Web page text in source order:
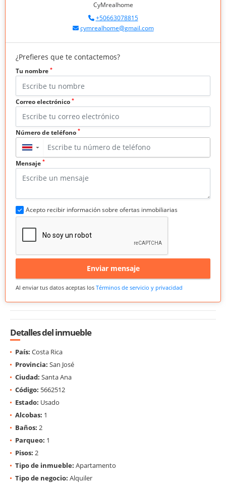
CyMrealhome
+50663078815
cymrealhome@gmail.com
¿Prefieres que te contactemos?
Tu nombre *
Correo electrónico *
Número de teléfono *
▼
Mensaje *
Acepto recibir información sobre ofertas inmobiliarias
Enviar mensaje
Al enviar tus datos aceptas los Términos de servicio y privacidad
Detalles del inmueble
País: Costa Rica
Provincia: San José
Ciudad: Santa Ana
Código: 5662512
Estado: Usado
Alcobas: 1
Baños: 2
Parqueo: 1
Pisos: 2
Tipo de inmueble: Apartamento
Tipo de negocio: Alquiler